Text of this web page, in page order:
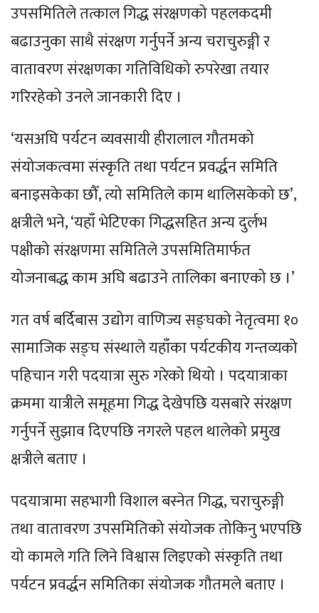
उपसमितिले तत्काल गिद्ध संरक्षणको पहलकदमी
बढाउनुका साथै संरक्षण गर्नुपर्ने अन्य चराचुरुङ्गी र
वातावरण संरक्षणका गतिविधिको रुपरेखा तयार
गरिरहेको उनले जानकारी दिए ।
‘यसअघि पर्यटन व्यवसायी हीरालाल गौतमको
संयोजकत्वमा संस्कृति तथा पर्यटन प्रवर्द्धन समिति
बनाइसकेका छौँ, त्यो समितिले काम थालिसकेको छ’,
क्षत्रीले भने, ‘यहाँ भेटिएका गिद्धसहित अन्य दुर्लभ
पक्षीको संरक्षणमा समितिले उपसमितिमार्फत
योजनाबद्ध काम अघि बढाउने तालिका बनाएको छ ।’
गत वर्ष बर्दिबास उद्योग वाणिज्य सङ्घको नेतृत्वमा १०
सामाजिक सङ्घ संस्थाले यहाँका पर्यटकीय गन्तव्यको
पहिचान गरी पदयात्रा सुरु गरेको थियो । पदयात्राका
क्रममा यात्रीले समूहमा गिद्ध देखेपछि यसबारे संरक्षण
गर्नुपर्ने सुझाव दिएपछि नगरले पहल थालेको प्रमुख
क्षत्रीले बताए ।
पदयात्रामा सहभागी विशाल बस्नेत गिद्ध, चराचुरुङ्गी
तथा वातावरण उपसमितिको संयोजक तोकिनु भएपछि
यो कामले गति लिने विश्वास लिइएको संस्कृति तथा
पर्यटन प्रवर्द्धन समितिका संयोजक गौतमले बताए ।